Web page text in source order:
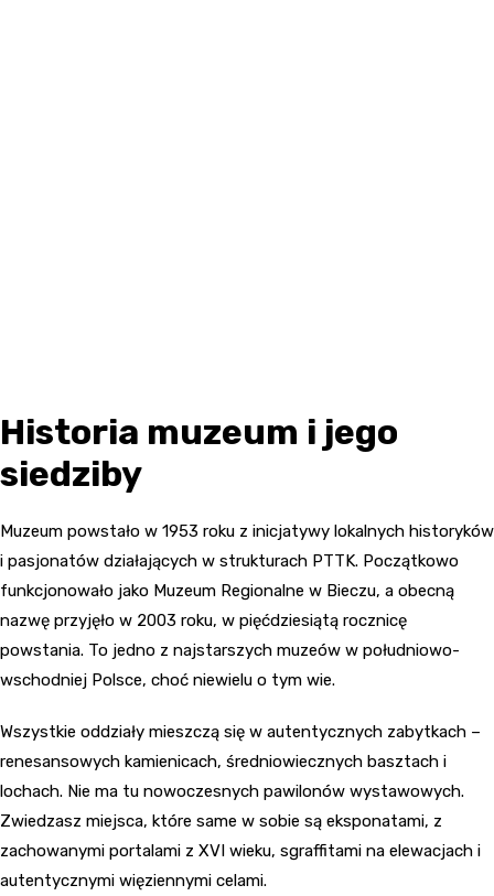
Historia muzeum i jego
siedziby
Muzeum powstało w 1953 roku z inicjatywy lokalnych historyków
i pasjonatów działających w strukturach PTTK. Początkowo
funkcjonowało jako Muzeum Regionalne w Bieczu, a obecną
nazwę przyjęło w 2003 roku, w pięćdziesiątą rocznicę
powstania. To jedno z najstarszych muzeów w południowo-
wschodniej Polsce, choć niewielu o tym wie.
Wszystkie oddziały mieszczą się w autentycznych zabytkach –
renesansowych kamienicach, średniowiecznych basztach i
lochach. Nie ma tu nowoczesnych pawilonów wystawowych.
Zwiedzasz miejsca, które same w sobie są eksponatami, z
zachowanymi portalami z XVI wieku, sgraffitami na elewacjach i
autentycznymi więziennymi celami.